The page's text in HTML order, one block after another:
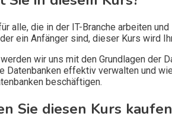
alle, die in der IT-Branche arbeiten
ein Anfänger sind, dieser Kurs wird
wir uns mit den Grundlagen der
Datenbanken effektiv verwalten und
beschäftigen.
Sie diesen Kurs